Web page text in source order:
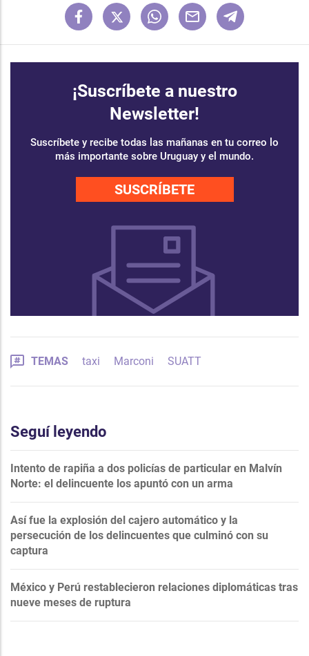
¡Suscríbete a nuestro
Newsletter!
Suscríbete y recibe todas las mañanas en tu correo lo
más importante sobre Uruguay y el mundo.
SUSCRÍBETE
TEMAS taxi Marconi SUATT
Seguí leyendo
Intento de rapiña a dos policías de particular en Malvín
Norte: el delincuente los apuntó con un arma
Así fue la explosión del cajero automático y la
persecución de los delincuentes que culminó con su
captura
México y Perú restablecieron relaciones diplomáticas tras
nueve meses de ruptura